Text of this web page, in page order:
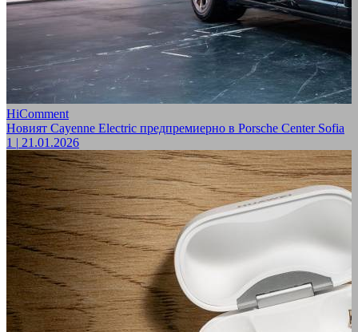
HiComment
Новият Cayenne Electric предпремиерно в Porsche Center Sofia
1 | 21.01.2026